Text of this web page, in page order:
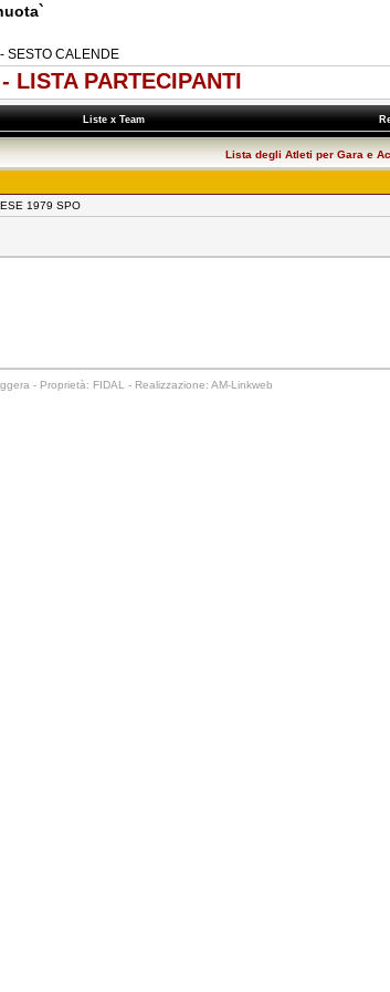
SESTO CALENDE
PARTECIPANTI
Liste x Team
Lista degli Atleti per Gara e
1979 SPO
- Proprietà: FIDAL - Realizzazione: AM-Linkweb